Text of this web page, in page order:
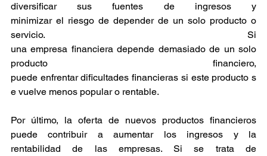
diversificar sus fuentes de ingresos y
minimizar el riesgo de depender de un solo producto o
servicio. Si
una empresa financiera depende demasiado de un solo
producto financiero,
puede enfrentar dificultades financieras si este producto s
e vuelve menos popular o rentable.
Por último, la oferta de nuevos productos financieros
puede contribuir a aumentar los ingresos y la
rentabilidad de las empresas. Si se trata de